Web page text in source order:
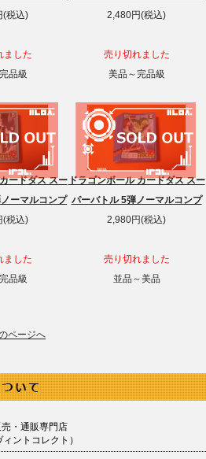
(税込)
ました
品級
2,480円(税込)
売り切れました
美品～完品級
ードダス スー
ーマルコンプ
(税込)
ました
品級
ドラゴンボール カードダス スー
パーバトル 5弾ノーマルコンプ
2,980円(税込)
売り切れました
並品～美品
ページへ
・通販専門店
ントコレクト）